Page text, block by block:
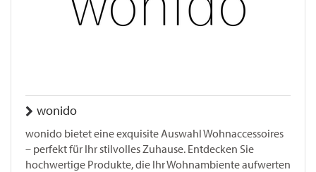
wonido
wonido bietet eine exquisite Auswahl Wohnaccessoires
– perfekt für Ihr stilvolles Zuhause. Entdecken Sie
hochwertige Produkte, die Ihr Wohnambiente aufwerten